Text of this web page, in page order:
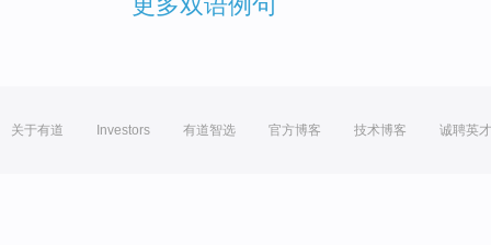
关于有道 Investors 有道智选 官方博客 技术博客 诚聘英才